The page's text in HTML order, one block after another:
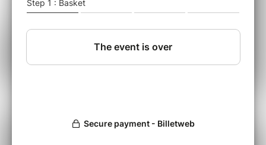
unique : la Mort, la sienne, celle des autres.
enfant, avoir un groupe de rock, interpréter
des chansons pétries de vie et d'envie avec la
duo sont autant de clins d'oeil amicalement
bonne chance